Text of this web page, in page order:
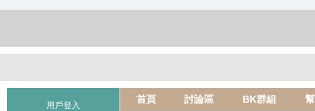
用戶登入
首頁 討論區 BK群組